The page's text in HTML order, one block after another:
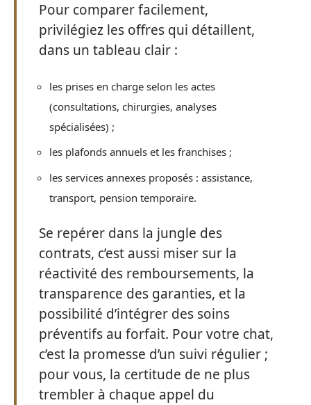
Pour comparer facilement,
privilégiez les offres qui détaillent,
dans un tableau clair :
les prises en charge selon les actes
(consultations, chirurgies, analyses
spécialisées) ;
les plafonds annuels et les franchises ;
les services annexes proposés : assistance,
transport, pension temporaire.
Se repérer dans la jungle des
contrats, c’est aussi miser sur la
réactivité des remboursements, la
transparence des garanties, et la
possibilité d’intégrer des soins
préventifs au forfait. Pour votre chat,
c’est la promesse d’un suivi régulier ;
pour vous, la certitude de ne plus
trembler à chaque appel du